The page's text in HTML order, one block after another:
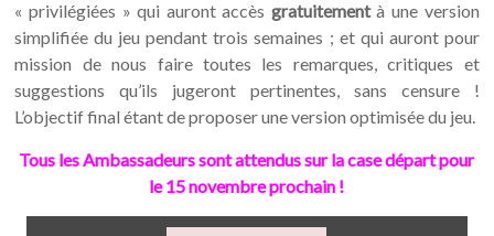
« privilégiées » qui auront accès gratuitementà une version
simplifiée du jeu pendant trois semaines ; et qui auront pour
mission de nous faire toutes les remarques, critiques et
suggestions qu’ils jugeront pertinentes, sans censure !
L’objectif final étant de proposer une version optimisée du jeu.
Tous les Ambassadeurs sont attendus sur la case départ pour
le 15 novembre prochain !